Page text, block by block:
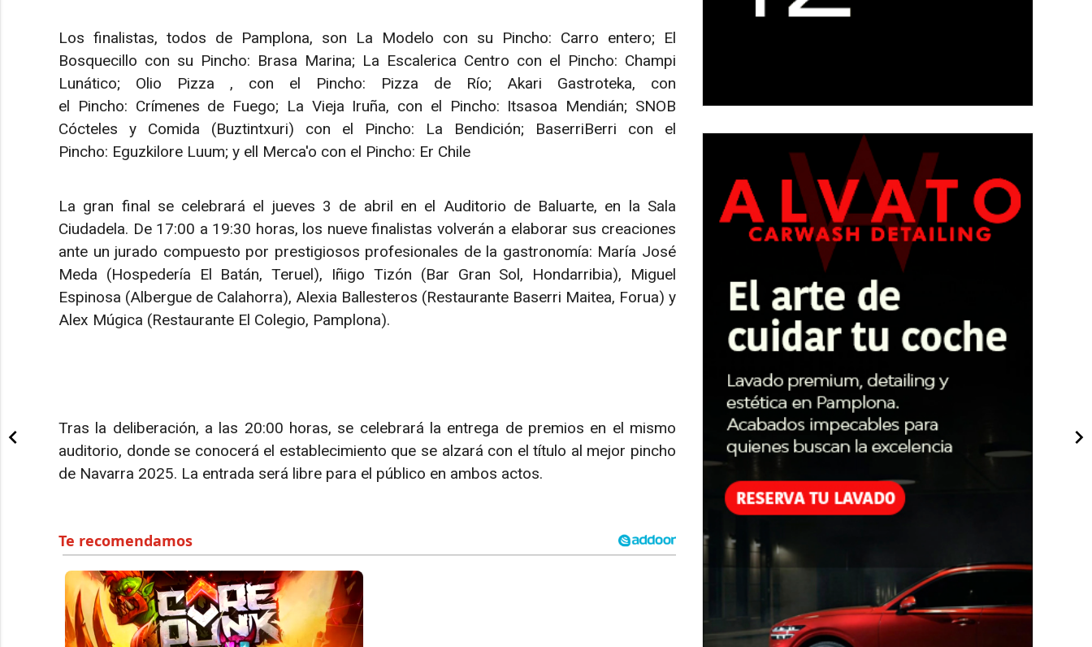
Los finalistas, todos de Pamplona, son La Modelo con su Pincho: Carro entero; El
Bosquecillo con su Pincho: Brasa Marina; La Escalerica Centro con el Pincho: Champi
Lunático; Olio Pizza , con el Pincho: Pizza de Río; Akari Gastroteka, con
el Pincho: Crímenes de Fuego; La Vieja Iruña, con el Pincho: Itsasoa Mendián; SNOB
Cócteles y Comida (Buztintxuri) con el Pincho: La Bendición; BaserriBerri con el
Pincho: Eguzkilore Luum; y ell Merca'o con el Pincho: Er Chile
La gran final se celebrará el jueves 3 de abril en el Auditorio de Baluarte, en la Sala
Ciudadela. De 17:00 a 19:30 horas, los nueve finalistas volverán a elaborar sus creaciones
ante un jurado compuesto por prestigiosos profesionales de la gastronomía: María José
Meda (Hospedería El Batán, Teruel), Iñigo Tizón (Bar Gran Sol, Hondarribia), Miguel
Espinosa (Albergue de Calahorra), Alexia Ballesteros (Restaurante Baserri Maitea, Forua) y
Alex Múgica (Restaurante El Colegio, Pamplona).
Tras la deliberación, a las 20:00 horas, se celebrará la entrega de premios en el mismo
auditorio, donde se conocerá el establecimiento que se alzará con el título al mejor pincho
de Navarra 2025. La entrada será libre para el público en ambos actos.